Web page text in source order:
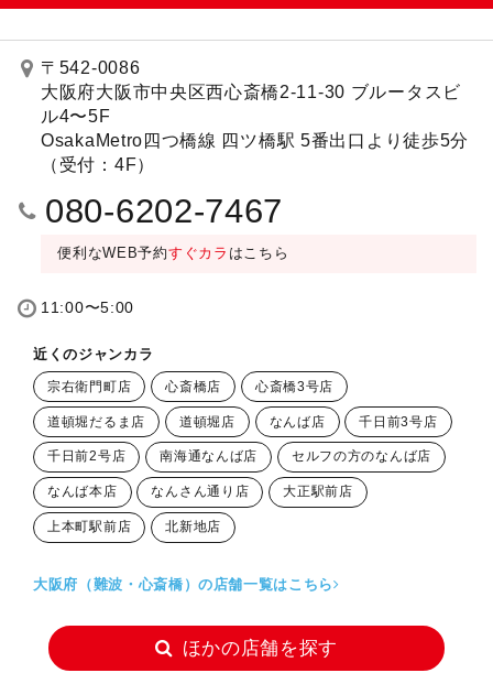
〒542-0086
大阪府大阪市中央区西心斎橋2-11-30 ブルータスビ
ル4〜5F
OsakaMetro四つ橋線 四ツ橋駅 5番出口より徒歩5分
（受付：4F）
080-6202-7467
便利なWEB予約すぐカラ はこちら
11:00〜5:00
近くのジャンカラ
宗右衛門町店 心斎橋店 心斎橋3号店
道頓堀だるま店 道頓堀店 なんば店 千日前3号店
千日前2号店 南海通なんば店 セルフの方のなんば店
なんば本店 なんさん通り店 大正駅前店
上本町駅前店 北新地店
大阪府（難波・心斎橋）の店舗一覧はこちら
ほかの店舗を探す